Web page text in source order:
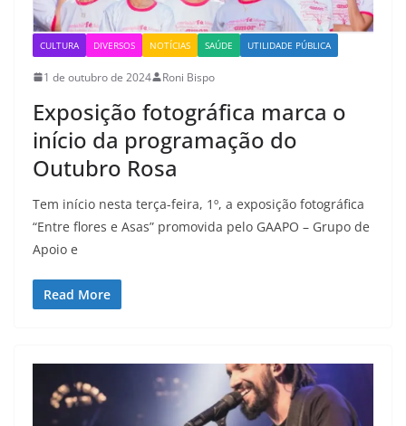
CULTURA DIVERSOS NOTÍCIAS SAÚDE UTILIDADE PÚBLICA
1 de outubro de 2024 Roni Bispo
Exposição fotográfica marca o
início da programação do
Outubro Rosa
Tem início nesta terça-feira, 1º, a exposição fotográfica
“Entre flores e Asas” promovida pelo GAAPO – Grupo de
Apoio e
Read More